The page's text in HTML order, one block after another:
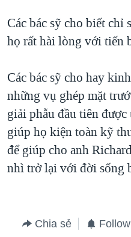
Các bác sỹ cho biết chỉ
họ rất hài lòng với tiến
Các bác sỹ cho hay
những vụ ghép mặt
giải phẫu đầu tiên
giúp họ kiện toàn kỹ
để giúp cho anh
nhì trở lại với đời sống
Chia sẻ